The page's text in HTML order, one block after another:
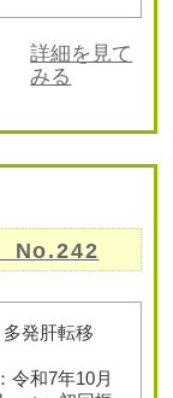
詳細を見て
みる
No.242
発肝転移
和7年10月